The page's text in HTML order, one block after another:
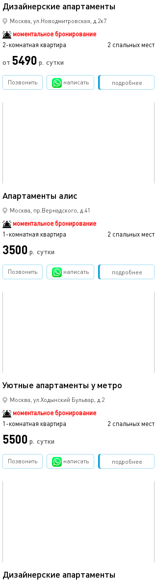
Дизайнерские апартаменты
Москва, ул.Новодмитровская, д.2к7
моментальное бронирование
2-комнатная квартира
2 спальных мест
от 5490 р. сутки
подробнее
Позвонить написать Забронировать
Апартаменты алис
Москва, пр.Вернадского, д.41
моментальное бронирование
1-комнатная квартира
2 спальных мест
3500 р. сутки
подробнее
Позвонить написать Забронировать
Уютные апартаменты у метро
Москва, ул.Ходынский Бульвар, д.2
моментальное бронирование
1-комнатная квартира
2 спальных мест
5500 р. сутки
подробнее
Позвонить написать Забронировать
Дизайнерские апартаменты